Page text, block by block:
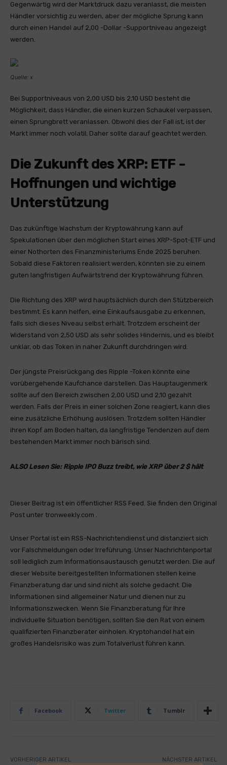
Gegenwärtig wird der Marktdruck dazu veranlasst, die meisten
Händler vorsichtig zu werden, aber der mögliche Sprung kann
durch einen Handel auf 2,00 -Dollar -Supportniveau angezeigt
werden.
Quelle: x
Bei Supportniveaus von 2,00 USD bis 2,10 USD besteht die
Möglichkeit, dass Händler, die einen kurzen Schaukel verpassen,
einen Sprungbrett veranlassen. Obwohl dies der Fall ist, ist der
Markt immer noch volatil; Daher sollte darauf geachtet werden.
Die Zukunft des XRP: ETF -
Hoffnungen und wichtige
Unterstützung
Das zukünftige Wachstum der Kryptowährung kann auf
Spekulationen über den möglichen Start eines XRP-Spot-ETF und
einer Nothorten des Finanzministeriums Ende 2025 beruhen.
Sobald diese Faktoren realisiert werden, könnten sie zu einem
guten langfristigen Aufwärtstrend der Kryptowährung führen.
Die Richtung des XRP wird hauptsächlich durch den Stützbereich
bestimmt. Es kann helfen, eine Einkaufsausgabe zu erkennen,
falls sich dieses Niveau selbst erhält. Trotzdem erscheint der
Widerstand von 2,50 USD als sehr solides Hindernis, und es bleibt
unklar, ob das Token in naher Zukunft durchdringen wird.
Der jüngste Preisrückgang des Ripple -Token könnte eine
vorübergehende Kaufchance darstellen. Das Hauptaugenmerk
sollte auf den Bereich zwischen 2,00 USD und 2,10 gezahlt
werden. Falls der Preis in einer solchen Zone reagiert, kann dies
eine zusätzliche Erhöhung auslösen. Trotzdem sollten Händler
ihren Kopf am Boden halten, da langfristige Tendenzen auf dem
bestehenden Markt immer noch bärisch sind.
ALSO Lesen Sie:Ripple IPO Buzz treibt, wie XRP über 2 $ hält
Dieser Beitrag ist ein öffentlicher RSS Feed. Sie finden den Original
Post unter tronweekly.com .
Unser Portal ist ein RSS-Nachrichtendienst und distanziert sich
vor Falschmeldungen oder Irreführung. Unser Nachrichtenportal
soll lediglich zum Informationsaustausch genutzt werden. Die auf
dieser Website bereitgestellten Informationen stellen keine
Finanzberatung dar und sind nicht als solche gedacht. Die
Informationen sind allgemeiner Natur und dienen nur zu
Informationszwecken. Wenn Sie Finanzberatung für Ihre
individuelle Situation benötigen, sollten Sie den Rat von einem
qualifizierten Finanzberater einholen. Kryptohandel hat ein
großes Handelsrisiko was zum Totalverlust führen kann.
Facebook Twitter Tumblr
VORHERIGER ARTIKEL NÄCHSTER ARTIKEL